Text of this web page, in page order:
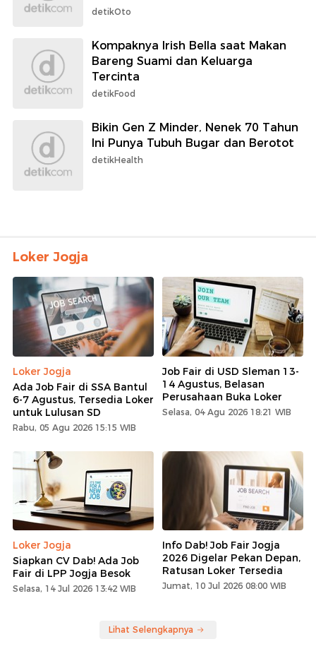
detikOto
Kompaknya Irish Bella saat Makan
Bareng Suami dan Keluarga
Tercinta
detikFood
Bikin Gen Z Minder, Nenek 70 Tahun
Ini Punya Tubuh Bugar dan Berotot
detikHealth
Loker Jogja
Loker Jogja
Ada Job Fair di SSA Bantul
6-7 Agustus, Tersedia Loker
untuk Lulusan SD
Rabu, 05 Agu 2026 15:15 WIB
Job Fair di USD Sleman 13-
14 Agustus, Belasan
Perusahaan Buka Loker
Selasa, 04 Agu 2026 18:21 WIB
Loker Jogja
Siapkan CV Dab! Ada Job
Fair di LPP Jogja Besok
Selasa, 14 Jul 2026 13:42 WIB
Info Dab! Job Fair Jogja
2026 Digelar Pekan Depan,
Ratusan Loker Tersedia
Jumat, 10 Jul 2026 08:00 WIB
Lihat Selengkapnya